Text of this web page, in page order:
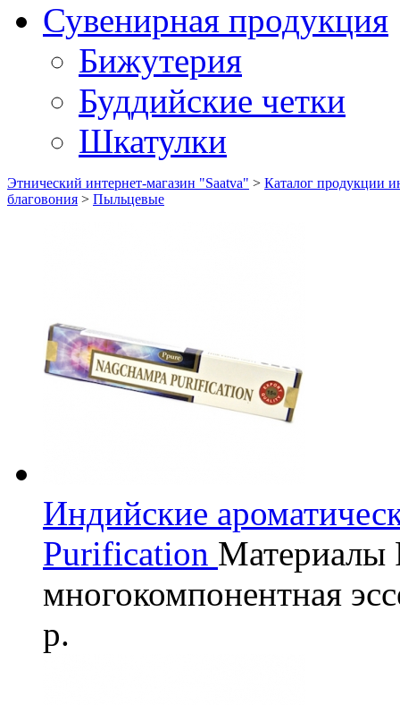
Сувенирная продукция
Бижутерия
Буддийские четки
Шкатулки
Этнический интернет-магазин "Saatva" > Каталог продукции
благовония > Пыльцевые
Индийские
Purification Материалы
многокомпонентная
р.